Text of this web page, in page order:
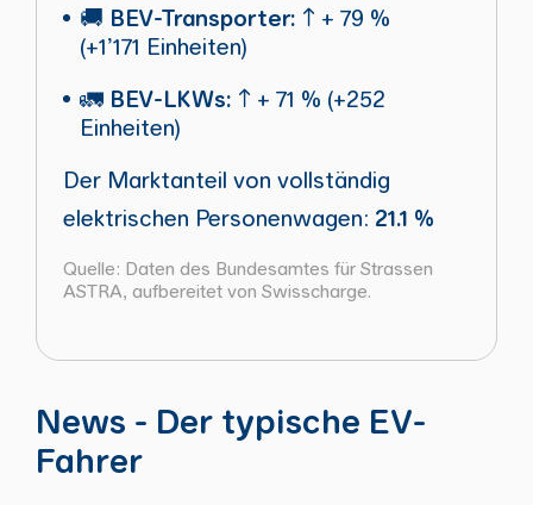
🚚 BEV-Transporter: ↑ + 79 %
(+1’171 Einheiten)
🚛 BEV-LKWs: ↑ + 71 % (+252
Einheiten)
Der Marktanteil von vollständig
elektrischen Personenwagen: 21.1 %
Quelle: Daten des Bundesamtes für Strassen
ASTRA, aufbereitet von Swisscharge.
News - Der typische EV-
Fahrer